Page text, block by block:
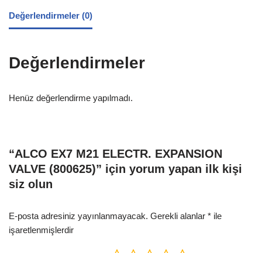
Değerlendirmeler (0)
Değerlendirmeler
Henüz değerlendirme yapılmadı.
“ALCO EX7 M21 ELECTR. EXPANSION
VALVE (800625)” için yorum yapan ilk kişi
siz olun
E-posta adresiniz yayınlanmayacak. Gerekli alanlar * ile
işaretlenmişlerdir